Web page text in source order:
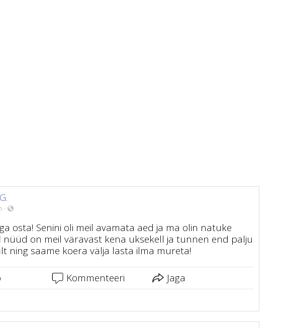
·
osta! Senini oli meil avamata aed ja ma olin natuke
nüüd on meil väravast kena uksekell ja tunnen end palju
ning saame koera välja lasta ilma mureta!
Kommenteeri
Jaga